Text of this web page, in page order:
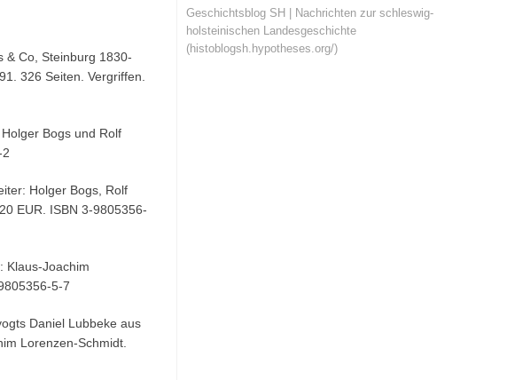
& Co, Steinburg 1830-
326 Seiten. Vergriffen.
Bogs und Rolf
Holger Bogs, Rolf
EUR. ISBN 3-9805356-
Klaus-Joachim
5-7
Daniel Lubbeke aus
Lorenzen-Schmidt.
Geschichtsblog SH | Nachrichten zur schleswig-
holsteinischen Landesgeschichte
(histoblogsh.hypotheses.org/)